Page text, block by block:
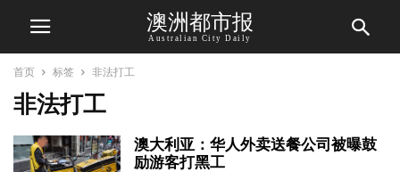
澳洲都市报
Australian City Daily
首页 标签 非法打工
非法打工
澳大利亚：华人外卖送餐公司被曝鼓
励游客打黑工